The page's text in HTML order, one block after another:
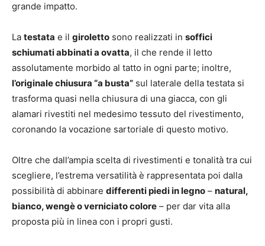
grande impatto.
La testata e il giroletto sono realizzati in soffici
schiumati abbinati a ovatta, il che rende il letto
assolutamente morbido al tatto in ogni parte; inoltre,
l’originale chiusura “a busta” sul laterale della testata si
trasforma quasi nella chiusura di una giacca, con gli
alamari rivestiti nel medesimo tessuto del rivestimento,
coronando la vocazione sartoriale di questo motivo.
Oltre che dall’ampia scelta di rivestimenti e tonalità tra cui
scegliere, l’estrema versatilità è rappresentata poi dalla
possibilità di abbinare differenti piedi in legno – natural,
bianco, wengè o verniciato colore – per dar vita alla
proposta più in linea con i propri gusti.